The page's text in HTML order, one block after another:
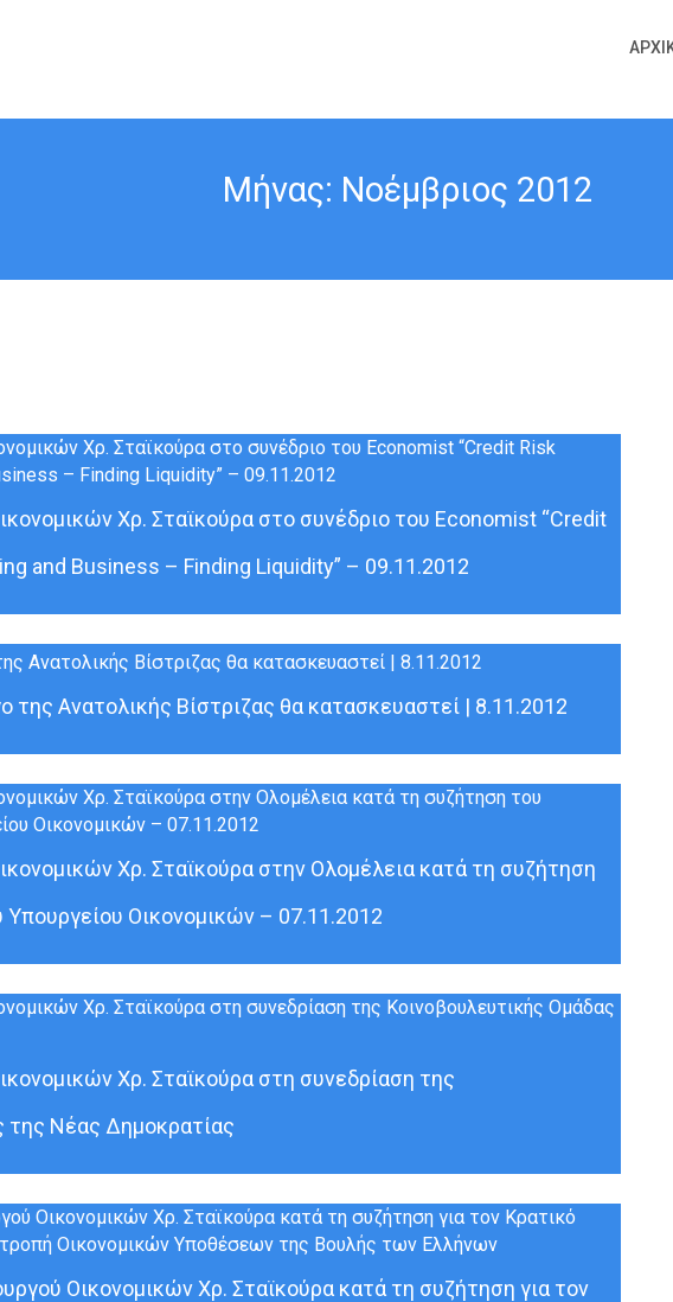
Μήνας: Νοέμβριος 2012
Χρ. Σταϊκούρα στο συνέδριο του Economist “Credit
and Business – Finding Liquidity” – 09.11.2012
Ανατολικής Βίστριζας θα κατασκευαστεί | 8.11.2012
Χρ. Σταϊκούρα στην Ολομέλεια κατά τη συζήτηση
Οικονομικών – 07.11.2012
Χρ. Σταϊκούρα στη συνεδρίαση της
της Νέας Δημοκρατίας
Οικονομικών Χρ. Σταϊκούρα κατά τη συζήτηση για τον